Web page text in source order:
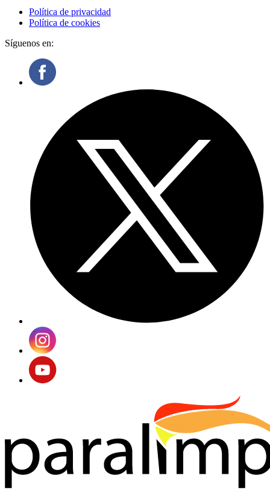
Política de privacidad
Política de cookies
Síguenos en: